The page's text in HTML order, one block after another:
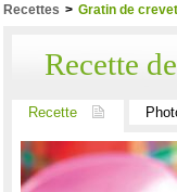
Recettes > Gratin de
Recette
Recette